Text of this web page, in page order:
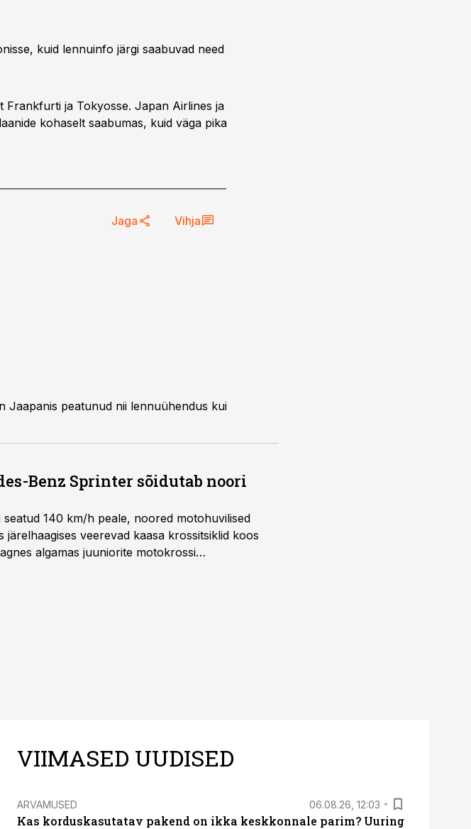
kuid lennuinfo järgi saabuvad need
ja Tokyosse. Japan Airlines ja
kohaselt saabumas, kuid väga pika
Jaga Vihja
Jaapanis peatunud nii lennuühendus kui
Benz Sprinter sõidutab noori
140 km/h peale, noored motohuvilised
veerevad kaasa krossitsiklid koos
algamas juuniorite motokrossi
VIIMASED UUDISED
ARVAMUSED 06.08.26, 12:03
Kas korduskasutatav pakend on ikka keskkonnale parim? Uuring